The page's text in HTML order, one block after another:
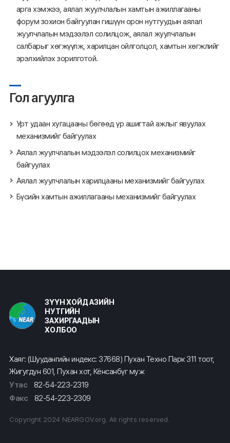
арга хэмжээ, аялал жуулчлалын хамтын ажиллагааны
форум зохион байгуулан гишүүн орон нутгуудын аялал
жуулчлалын мэдээлэл солилцож, аялал жуулчлалын
салбарыг хөгжүүлж, харилцан ойлголцол, хамтын хөгжлийг
эрэлхийлэх зорилготой.
Гол агуулга
Урт удаан хугацааны бөгөөд үр ашигтай ажлыг явуулах
механизмийг байгуулах
Аялал жуулчлалын мэдээлэл солилцох механизмийг
байгуулах
Аялал жуулчлалын харилцааны механизмийг байгуулах
Бүсийн хамтын ажиллагааны механизмийг байгуулах
ЗҮҮН ХОЙД АЗИЙН
НУТГИЙН
ЗАХИРГААДЫН
ХОЛБОО
Хаяг: (Шуудангийн индекс: 37668) Пухан Техно Парк 311 тоот,
Жигугдун 601, Пухан хот, Кёнсанбүг муж
Утас
82-54-223-2319
Факс
82-54-223-2309
Copyright 2024 NEARGOV.org. All rights reserved.